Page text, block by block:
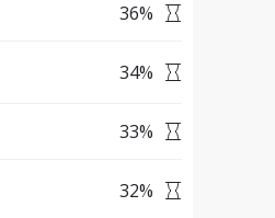
36%
34%
33%
32%